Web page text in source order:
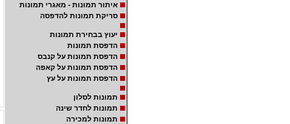
איתור תמונות - מאגרי תמונות
סריקת תמונות להדפסה
יעוץ בבחירת תמונות
הדפסת תמונות
הדפסת תמונות על קנבס
הדפסת תמונות על קאפה
הדפסת תמונות על עץ
תמונות לסלון
תמונות לחדר שינה
תמונות למכירה